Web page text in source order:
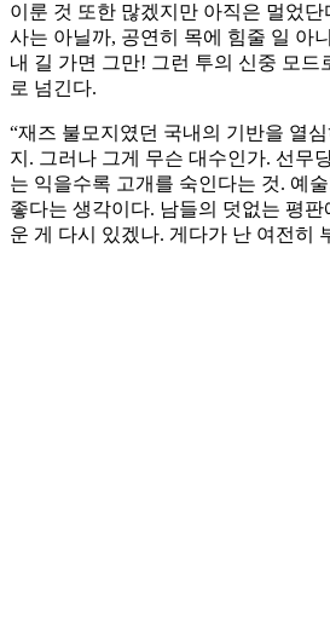
이룬 것 또한 많겠지만 아직은 멀었단
사는 아닐까, 공연히 목에 힘줄 일 아
내 길 가면 그만! 그런 투의 신중 모드
로 넘긴다.
“재즈 불모지였던 국내의 기반을 열
지. 그러나 그게 무슨 대수인가. 선무
는 익을수록 고개를 숙인다는 것. 예
좋다는 생각이다. 남들의 덧없는 평
운 게 다시 있겠나. 게다가 난 여전히